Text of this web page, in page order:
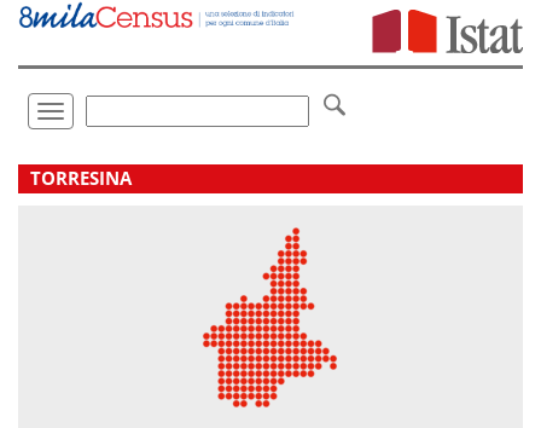
Vai
direttamente
Toggle
navigation
.
TORRESINA